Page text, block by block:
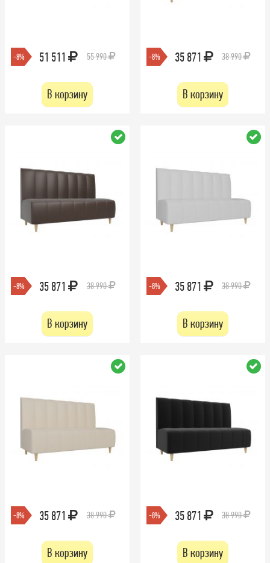
-8% 51 511 55 990
В корзину
-8% 35 871 38 990
В корзину
-8% 35 871 38 990
В корзину
-8% 35 871 38 990
В корзину
-8% 35 871 38 990
В корзину
-8% 35 871 38 990
В корзину